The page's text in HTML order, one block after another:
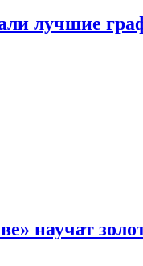
лучшие
научат